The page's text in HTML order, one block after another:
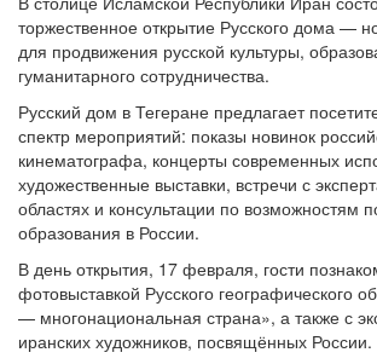
торжественное открытие Русского дома —
для продвижения русской культуры,
гуманитарного сотрудничества.
Русский дом в Тегеране предлагает
спектр мероприятий: показы новинок
кинематографа, концерты современных
художественные выставки, встречи с
областях и консультации по возможностям
образования в России.
В день открытия, 17 февраля, гости
фотовыставкой Русского географического
— многонациональная страна», а также с
иранских художников, посвящённых России.